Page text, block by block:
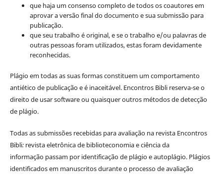
que haja um consenso completo de todos os coautores em
aprovar a versão final do documento e sua submissão para
publicação.
que seu trabalho é original, e se o trabalho e/ou palavras de
outras pessoas foram utilizados, estas foram devidamente
reconhecidas.
Plágio em todas as suas formas constituem um comportamento
antiético de publicação e é inaceitável. Encontros Bibli reserva-se o
direito de usar software ou quaisquer outros métodos de detecção
de plágio.
Todas as submissões recebidas para avaliação na revista Encontros
Bibli: revista eletrônica de biblioteconomia e ciência da
informaçãopassam por identificação de plágio e autoplágio. Plágios
identificados em manuscritos durante o processo de avaliação